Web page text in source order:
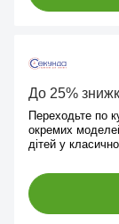
До 25%
Переходьте по
окремих
дітей у